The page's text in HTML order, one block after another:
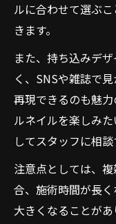
ルに合わせて選ぶ
きます。
また、持ち込みデ
く、SNSや雑誌で
再現できるのも魅
ルネイルを楽しみ
してスタッフに相談
注意点としては、
合、施術時間が長
大きくなることが